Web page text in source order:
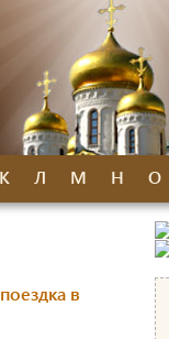
К Л М Н О
в